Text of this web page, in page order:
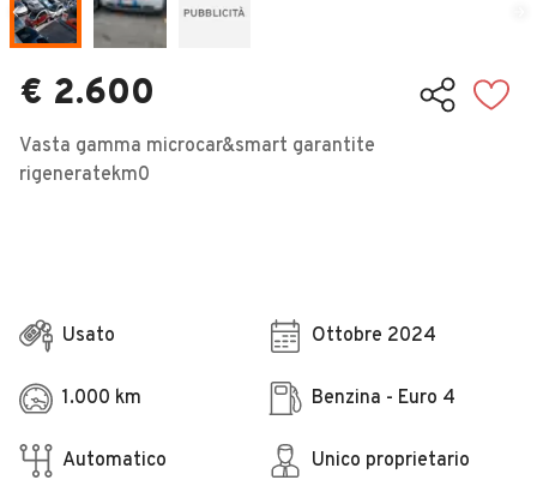
Concessionari
€ 2.600
Vasta gamma microcar&smart garantite
rigeneratekm0
Usato Ottobre 2024
1.000 km Benzina - Euro 4
Automatico Unico proprietario